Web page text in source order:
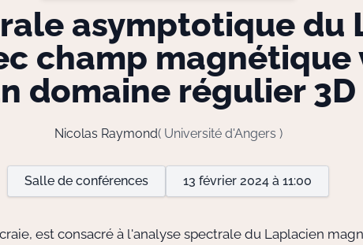
asymptotique du
champ magnétique
domaine régulier 3D
Nicolas Raymond( Université d'Angers )
Salle de conférences 13 février 2024 à 11:00
est consacré à l'analyse spectrale du Laplacien